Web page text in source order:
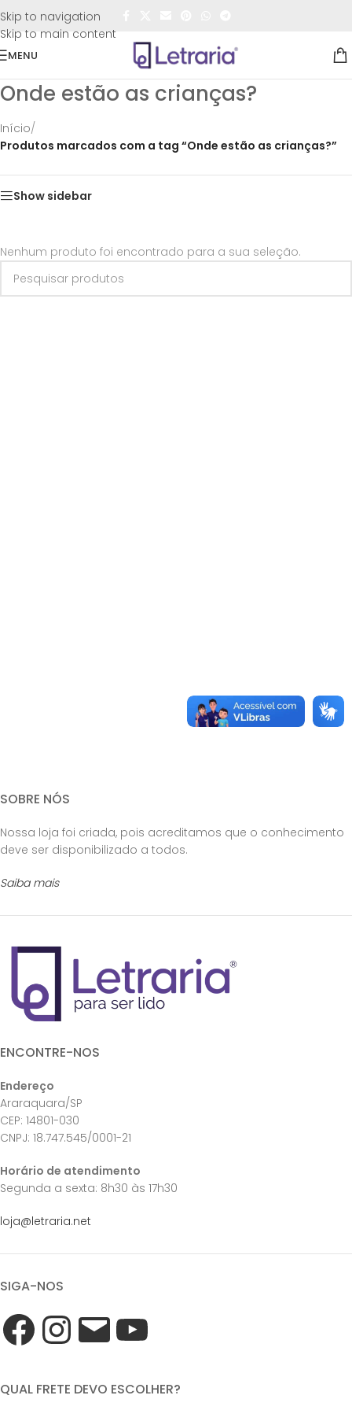
Skip to navigation
Skip to main content
FRETE GRÁTIS
MENU
Onde estão as crianças?
Início/
Produtos marcados com a tag “Onde estão as crianças?”
Show sidebar
Nenhum produto foi encontrado para a sua seleção.
SOBRE NÓS
Nossa loja foi criada, pois acreditamos que o conhecimento
deve ser disponibilizado a todos.
Saiba mais
ENCONTRE-NOS
Endereço
Araraquara/SP
CEP: 14801-030
CNPJ: 18.747.545/0001-21
Horário de atendimento
Segunda a sexta: 8h30 às 17h30
loja@letraria.net
SIGA-NOS
QUAL FRETE DEVO ESCOLHER?